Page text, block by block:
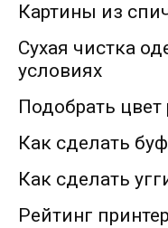
Картины из
Сухая чистка
условиях
Подобрать
Как сделать
Как сделать
Рейтинг